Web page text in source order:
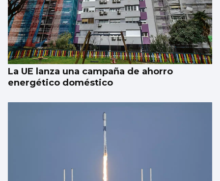
SUCESOS
Un guardia civil gallego mata su expareja y
es abatido por sus compañeros en Llanes
La UE lanza una campaña de ahorro
energético doméstico